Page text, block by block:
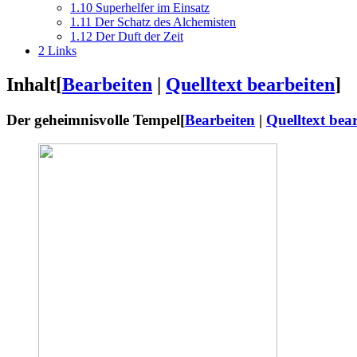
1.10 Superhelfer im Einsatz
1.11 Der Schatz des Alchemisten
1.12 Der Duft der Zeit
2 Links
Inhalt[Bearbeiten | Quelltext bearbeiten]
Der geheimnisvolle Tempel[Bearbeiten | Quelltext